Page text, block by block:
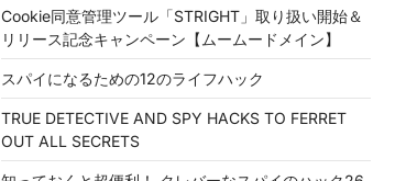
Cookie同意管理ツール「STRIGHT」取り扱い開始＆
リリース記念キャンペーン【ムームードメイン】
スパイになるための12のライフハック
TRUE DETECTIVE AND SPY HACKS TO FERRET
OUT ALL SECRETS